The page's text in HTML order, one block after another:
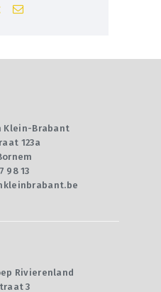
Klein-Brabant
123a
98 13
Rivierenland
3